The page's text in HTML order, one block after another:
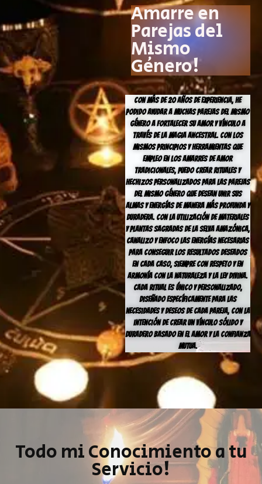
Amarre en
Parejas del
Mismo
Género!
Con más de 20 años de experiencia, he
podido ayudar a muchas parejas del mismo
género a fortalecer su amor y vínculo a
través de la magia ancestral. Con los
mismos principios y herramientas que
empleo en los amarres de amor
tradicionales, puedo crear rituales y
hechizos personalizados para las parejas
del mismo género que desean unir sus
almas y energías de manera más profunda y
duradera. Con la utilización de materiales
y plantas sagradas de la selva amazónica,
canalizo y enfoco las energías necesarias
para conseguir los resultados deseados
en cada caso, siempre con respeto y en
armonía con la naturaleza y la ley divina.
Cada ritual es único y personalizado,
diseñado específicamente para las
necesidades y deseos de cada pareja, con la
intención de crear un vínculo sólido y
duradero basado en el amor y la confianza
mutua.
Todo mi Conocimiento a tu
Servicio!